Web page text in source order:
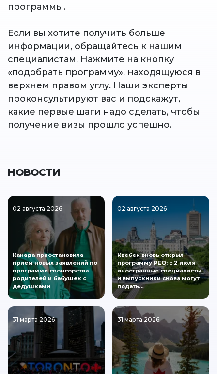
программы.
Если вы хотите получить больше
информации, обращайтесь к нашим
специалистам. Нажмите на кнопку
«подобрать программу», находящуюся в
верхнем правом углу. Наши эксперты
проконсультируют вас и подскажут,
какие первые шаги надо сделать, чтобы
получение визы прошло успешно.
НОВОСТИ
02 августа 2026
Канада приостановила
прием новых заявлений по
программе спонсорства
родителей и бабушек с
дедушками
02 августа 2026
Квебек вновь открыл
программу PEQ: с 2 июля
иностранные специалисты
и выпускники снова могут
подать…
31 марта 2026 31 марта 2026